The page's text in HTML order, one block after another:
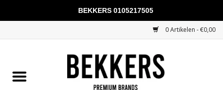
0 Artikelen - €0,00
Mannen
BEKKERS 0105217505